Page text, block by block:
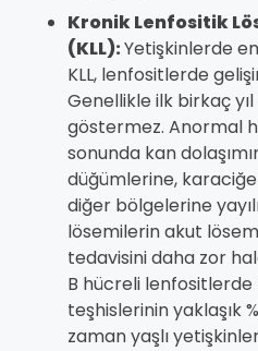
Kronik Lenfositik
(KLL):Yetişkinlerde
KLL, lenfositlerde
Genellikle ilk birkaç
göstermez. Anormal
sonunda kan
düğümlerine,
diğer bölgelerine
lösemilerin akut
tedavisini daha zor
B hücreli lenfositlerde
teşhislerinin yaklaşık
zaman yaşlı